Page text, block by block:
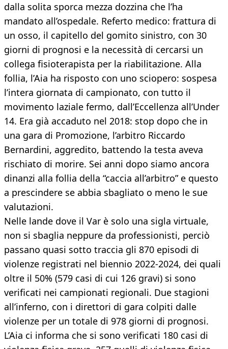
dalla solita sporca mezza dozzina che l’ha
mandato all’ospedale. Referto medico: frattura di
un osso, il capitello del gomito sinistro, con 30
giorni di prognosi e la necessità di cercarsi un
collega fisioterapista per la riabilitazione. Alla
follia, l’Aia ha risposto con uno sciopero: sospesa
l’intera giornata di campionato, con tutto il
movimento laziale fermo, dall’Eccellenza all’Under
14. Era già accaduto nel 2018: stop dopo che in
una gara di Promozione, l’arbitro Riccardo
Bernardini, aggredito, battendo la testa aveva
rischiato di morire. Sei anni dopo siamo ancora
dinanzi alla follia della “caccia all’arbitro” e questo
a prescindere se abbia sbagliato o meno le sue
valutazioni.
Nelle lande dove il Var è solo una sigla virtuale,
non si sbaglia neppure da professionisti, perciò
passano quasi sotto traccia gli 870 episodi di
violenze registrati nel biennio 2022-2024, dei quali
oltre il 50% (579 casi di cui 126 gravi) si sono
verificati nei campionati regionali. Due stagioni
all’inferno, con i direttori di gara colpiti dalle
violenze per un totale di 978 giorni di prognosi.
L’Aia ci informa che si sono verificati 180 casi di